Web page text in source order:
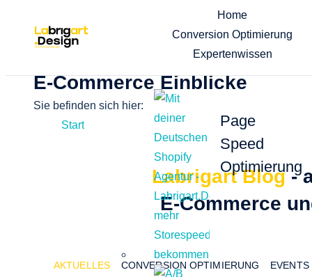
Home
Conversion Optimierung
Expertenwissen
Page
Speed
Optimierung
E-Commerce Einblicke
Sie befinden sich hier:
Start
Labrigart Blog-
E-Commerce
AKTUELLES CONVERSION OPTIMIERUNG EVENTS